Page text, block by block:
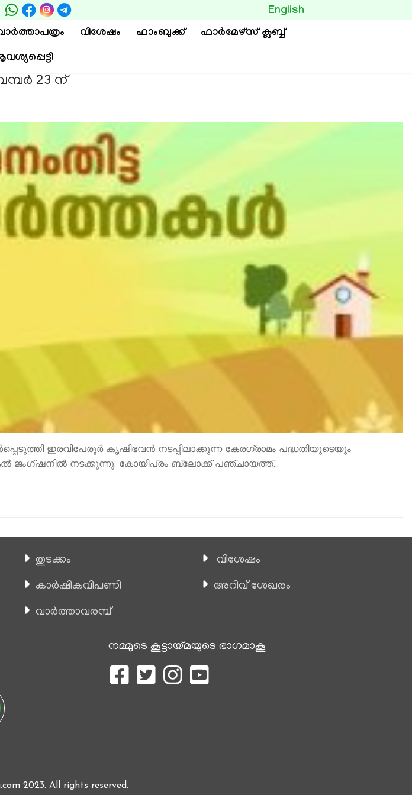
BUTTON
വിശേഷം ഫാംബുക്ക്
ഫാര്‍മേഴ്സ് ക്ലബ്ബ്
English
23 ന്
ഇരവിപേരൂർ കൃഷിഭവന്‍ നടപ്പിലാക്കുന്ന കേരഗ്രാമം പദ്ധതിയുടെയും
ജംഗ്ഷനില്‍ നടക്കുന്നു. കോയിപ്രം ബ്ലോക്ക് പഞ്ചായത്ത്…
തുടക്കം
കാ‍ർഷികവിപണി
വാര്‍ത്താവരമ്പ്
വിശേഷം
അറിവ് ശേഖരം
നമ്മുടെ കൂട്ടായ്മയുടെ ഭാഗമാകൂ
2023. All rights reserved.